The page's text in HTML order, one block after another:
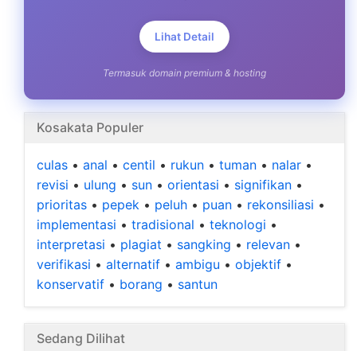
Lihat Detail
Termasuk domain premium & hosting
Kosakata Populer
culas • anal • centil • rukun • tuman • nalar •
revisi • ulung • sun • orientasi • signifikan •
prioritas • pepek • peluh • puan • rekonsiliasi •
implementasi • tradisional • teknologi •
interpretasi • plagiat • sangking • relevan •
verifikasi • alternatif • ambigu • objektif •
konservatif • borang • santun
Sedang Dilihat